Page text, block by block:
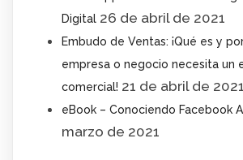
Digital 26 de abril de 2021
Embudo de Ventas: ¡Qué es y
empresa o negocio necesita un
comercial! 21 de abril de 2021
eBook – Conociendo Facebook
marzo de 2021